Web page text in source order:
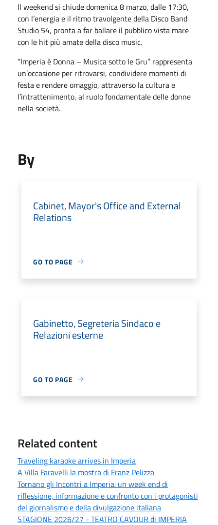
Il weekend si chiudedomenica8 marzo, dalle 17:30,
con l’energia e il ritmo travolgente della Disco Band
Studio 54, pronta a far ballare il pubblico vista mare
con le hit più amate della disco music.
“Imperia è Donna – Musica sotto le Gru” rappresenta
un’occasione per ritrovarsi, condividere momenti di
festa e rendere omaggio, attraverso la cultura e
l’intrattenimento, al ruolo fondamentale delle donne
nella società.
By
Cabinet, Mayor's Office and External
Relations
GO TO PAGE
Gabinetto, Segreteria Sindaco e
Relazioni esterne
GO TO PAGE
Related content
Traveling karaoke arrives in Imperia
A Villa Faravelli la mostra di Franz Pelizza
Tornano gli Incontri a Imperia: un week end di
riflessione, informazione e confronto con i protagonisti
del giornalismo e della divulgazione italiana
STAGIONE 2026/27 - TEATRO CAVOUR di IMPERIA